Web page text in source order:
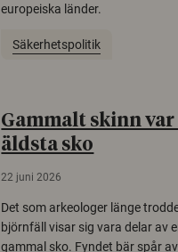
europeiska länder.
Säkerhetspolitik
Gammalt skinn var
äldsta sko
22 juni 2026
Det som arkeologer länge
björnfäll visar sig vara delar av
gammal sko. Fyndet bär spår